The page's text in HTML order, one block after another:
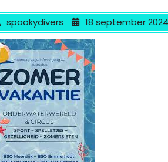
spookydivers 18 september 2024